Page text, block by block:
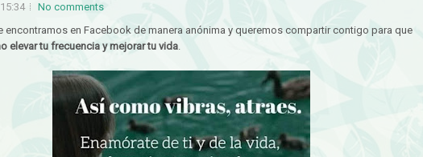
15:34
No comments
encontramos en Facebook de manera anónima y queremos compartir contigo para que
elevar tu frecuencia y mejorar tu vida.